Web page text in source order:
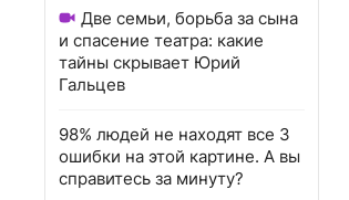
Две семьи, борьба за сына
и спасение театра: какие
тайны скрывает Юрий
Гальцев
98% людей не находят все 3
ошибки на этой картине. А вы
справитесь за минуту?